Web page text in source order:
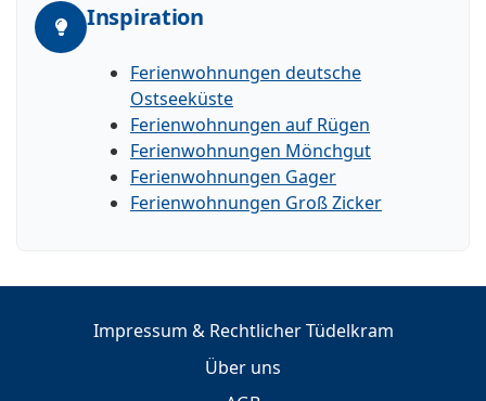
Inspiration
Ferienwohnungen deutsche
Ostseeküste
Ferienwohnungen auf Rügen
Ferienwohnungen Mönchgut
Ferienwohnungen Gager
Ferienwohnungen Groß Zicker
Impressum & Rechtlicher Tüdelkram
Über uns